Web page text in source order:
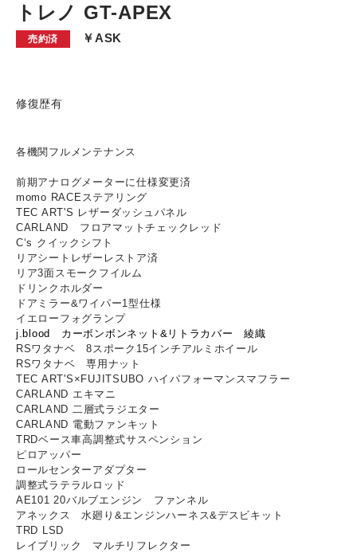
トレノ GT-APEX
売約済 ￥ASK
修復歴有
各機関フルメンテナンス
前期アナログメーターに仕様変更済
momo RACEステアリング
TEC ART'S レザーダッシュパネル
CARLAND フロアマットチェックレッド
C‘s クイックシフト
リアシートレザーレストア済
リア3面スモークフイルム
ドリンクホルダー
ドアミラー&ワイパー1型仕様
イエローフォグランプ
j.blood カーボンボンネット&リトラカバー 綾織
RSワタナベ 8スポーク15インチアルミホイール
RSワタナベ 専用ナット
TEC ART'S×FUJITSUBO ハイパフォーマンスマフラー
CARLAND エキマニ
CARLAND 二層式ラジエター
CARLAND 電動ファンキット
TRDベース車高調整式サスペンション
ピロアッパー
ロールセンターアダプター
調整式ラテラルロッド
AE101 20バルブエンジン ファンネル
アネックス 水廻り&エンジンハーネス&デスビキット
TRD LSD
レイブリック マルチリフレクター